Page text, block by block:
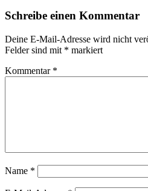
Schreibe einen Kommentar
Deine E-Mail-Adresse wird nicht
Felder sind mit * markiert
Kommentar *
Name *